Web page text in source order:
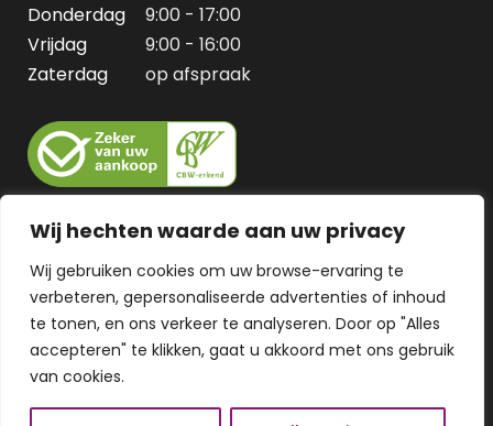
Wij hechten waarde aan uw privacy
Wij gebruiken cookies om uw browse-ervaring te
verbeteren, gepersonaliseerde advertenties of inhoud
te tonen, en ons verkeer te analyseren. Door op "Alles
accepteren" te klikken, gaat u akkoord met ons gebruik
van cookies.
Donderdag
9:00 - 17:00
Vrijdag
9:00 - 16:00
Zaterdag
op afspraak